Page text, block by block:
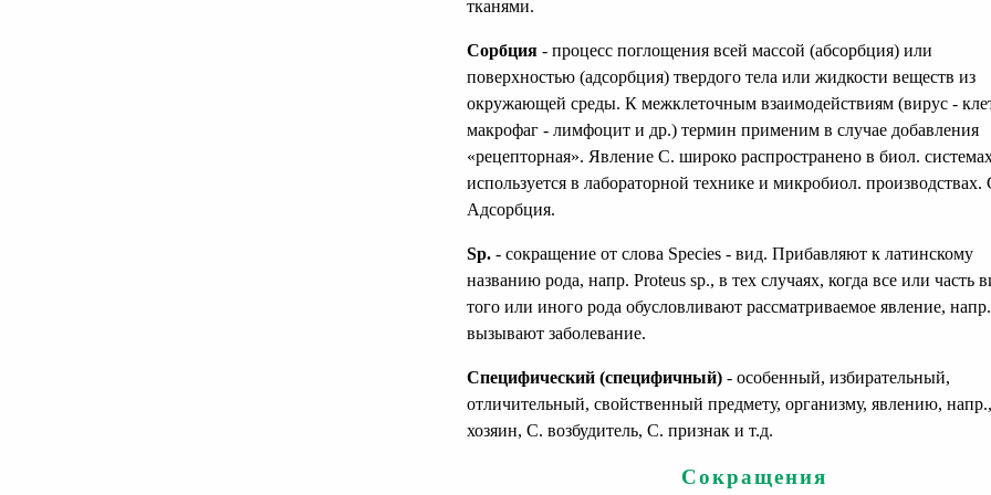
тканями.
Сорбция - процесс поглощения всей массой (абсорбция) или
поверхностью (адсорбция) твердого тела или жидкости веществ из
окружающей среды. К межклеточным взаимодействиям (вирус -
макрофаг - лимфоцит и др.) термин применим в случае добавления
«рецепторная». Явление С. широко распространено в биол.
используется в лабораторной технике и микробиол. производствах.
Адсорбция.
Sp. - сокращение от слова Species - вид. Прибавляют к латинскому
названию рода, напр. Proteus sp., в тех случаях, когда все или часть
того или иного рода обусловливают рассматриваемое явление,
вызывают заболевание.
Специфический (специфичный) - особенный, избирательный,
отличительный, свойственный предмету, организму, явлению,
хозяин, С. возбудитель, С. признак и т.д.
Сокращения